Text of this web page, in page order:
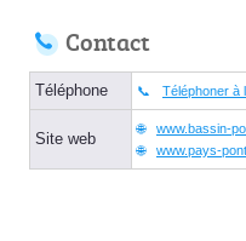
Contact
Téléphone Téléphoner à
Site web
www.bassin-
www.pays-